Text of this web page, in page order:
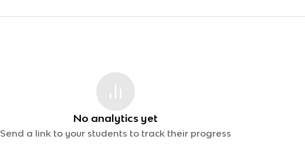
No analytics yet
Send a link to your students to track their progress